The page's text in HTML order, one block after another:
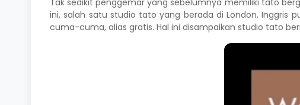
ini, salah satu studio tato yang berada di London,
cuma-cuma, alias gratis. Hal ini disampaikan studio tato